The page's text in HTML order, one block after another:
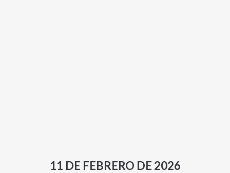
11 DE FEBRERO DE 2026